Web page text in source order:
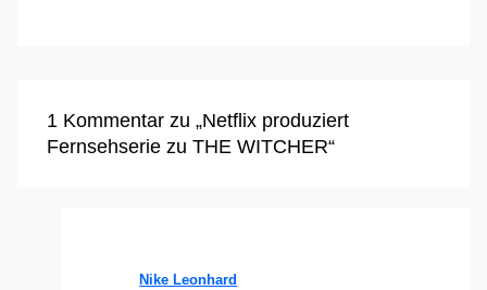
1 Kommentar zu „Netflix produziert
Fernsehserie zu THE WITCHER“
Nike Leonhard